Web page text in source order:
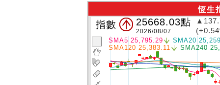
恆生
指數 25668.03點
2026/08/07
SMA5 25,795.29
SMA20
SMA120 25,383.11
SMA240